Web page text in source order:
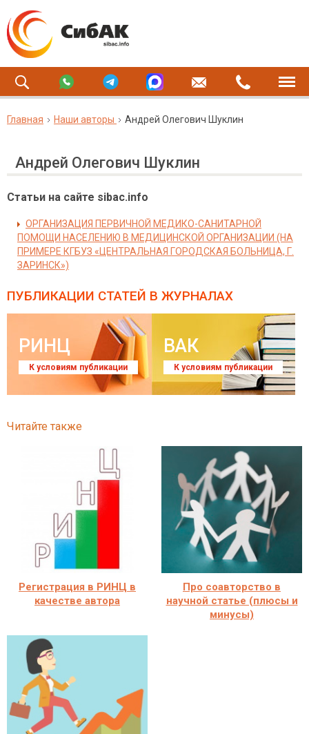
Главная Наши авторы Андрей Олегович Шуклин
Андрей Олегович Шуклин
Статьи на сайте sibac.info
ОРГАНИЗАЦИЯ ПЕРВИЧНОЙ МЕДИКО-САНИТАРНОЙ
ПОМОЩИ НАСЕЛЕНИЮ В МЕДИЦИНСКОЙ ОРГАНИЗАЦИИ (НА
ПРИМЕРЕ КГБУЗ «ЦЕНТРАЛЬНАЯ ГОРОДСКАЯ БОЛЬНИЦА, Г.
ЗАРИНСК»)
ПУБЛИКАЦИИ СТАТЕЙ В ЖУРНАЛАХ
РИНЦ
К условиям публикации
ВАК
К условиям публикации
Читайте также
Регистрация в РИНЦ в
качестве автора
Про соавторство в
научной статье (плюсы и
минусы)